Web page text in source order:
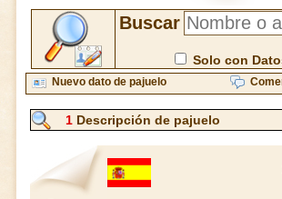
Buscar
Solo con
Nuevo dato de pajuelo
1 Descripción de pajuelo